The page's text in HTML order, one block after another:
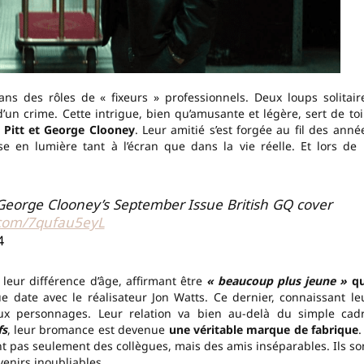
des rôles de « fixeurs » professionnels. Deux loups
crime. Cette intrigue, bien qu’amusante et légère, sert de
et George Clooney. Leur amitié s’est forgée au fil des
en lumière tant à l’écran que dans la vie réelle. Et lors de
Clooney’s September Issue British GQ cover
7qufau5eyL
leur différence d’âge, affirmant être « beaucoup plus jeune »
avec le réalisateur Jon Watts. Ce dernier, connaissant
personnages. Leur relation va bien au-delà du simple
, leur bromance est devenue une véritable marque de fabrique
pas seulement des collègues, mais des amis inséparables. Ils